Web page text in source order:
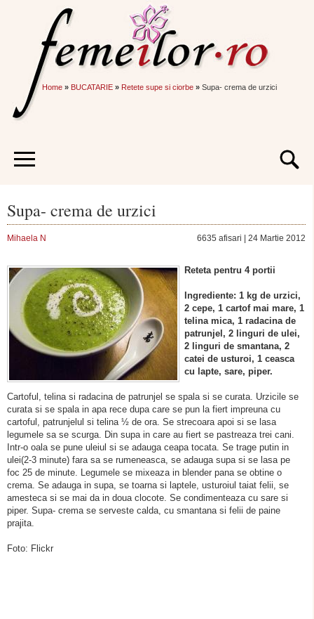
Home » BUCATARIE » Retete supe si ciorbe » Supa- crema de urzici
Supa- crema de urzici
6635 afisari | 24 Martie 2012
Mihaela N
Reteta pentru 4 portii
Ingrediente: 1 kg de urzici,
2 cepe, 1 cartof mai mare, 1
telina mica, 1 radacina de
patrunjel, 2 linguri de ulei,
2 linguri de smantana, 2
catei de usturoi, 1 ceasca
cu lapte, sare, piper.
Cartoful, telina si radacina de patrunjel se spala si se curata. Urzicile se
curata si se spala in apa rece dupa care se pun la fiert impreuna cu
cartoful, patrunjelul si telina ½ de ora. Se strecoara apoi si se lasa
legumele sa se scurga. Din supa in care au fiert se pastreaza trei cani.
Intr-o oala se pune uleiul si se adauga ceapa tocata. Se trage putin in
ulei(2-3 minute) fara sa se rumeneasca, se adauga supa si se lasa pe
foc 25 de minute. Legumele se mixeaza in blender pana se obtine o
crema. Se adauga in supa, se toarna si laptele, usturoiul taiat felii, se
amesteca si se mai da in doua clocote. Se condimenteaza cu sare si
piper. Supa- crema se serveste calda, cu smantana si felii de paine
prajita.
Foto: Flickr